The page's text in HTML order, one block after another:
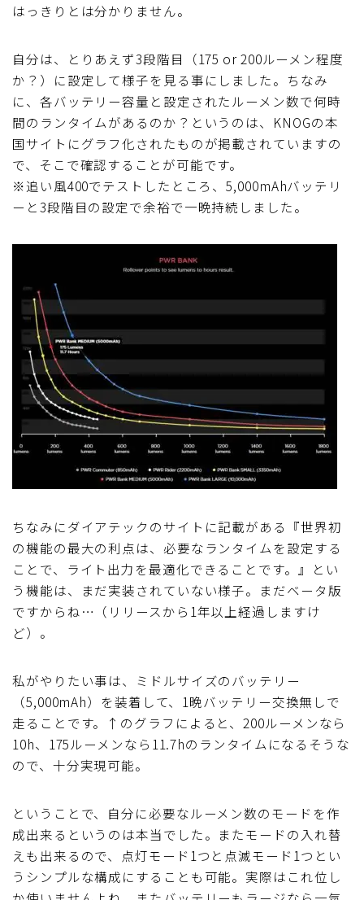
はっきりとは分かりません。
自分は、とりあえず3段階目（175 or 200ルーメン程度
か？）に設定して様子を見る事にしました。ちなみ
に、各バッテリー容量と設定されたルーメン数で何時
間のランタイムがあるのか？というのは、KNOGの本
国サイトにグラフ化されたものが掲載されていますの
で、そこで確認することが可能です。
※追い風400でテストしたところ、5,000mAhバッテリ
ーと3段階目の設定で余裕で一晩持続しました。
ちなみにダイアテックのサイトに記載がある『世界初
の機能の最大の利点は、必要なランタイムを設定する
ことで、ライト出力を最適化できることです。』とい
う機能は、まだ実装されていない様子。まだベータ版
ですからね…（リリースから1年以上経過しますけ
ど）。
私がやりたい事は、ミドルサイズのバッテリー
（5,000mAh）を装着して、1晩バッテリー交換無しで
走ることです。↑のグラフによると、200ルーメンなら
10h、175ルーメンなら11.7hのランタイムになるそうな
ので、十分実現可能。
ということで、自分に必要なルーメン数のモードを作
成出来るというのは本当でした。またモードの入れ替
えも出来るので、点灯モード1つと点滅モード1つとい
うシンプルな構成にすることも可能。実際はこれ位し